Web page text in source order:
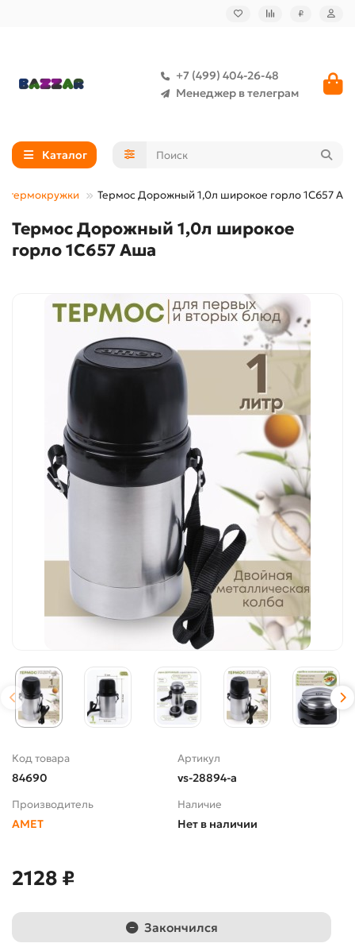
₽
+7 (499) 404-26-48
Менеджер в телеграм
Каталог
термокружки Термос Дорожный 1,0л широкое горло 1С657
Термос Дорожный 1,0л широкое
горло 1С657 Аша
Код товара
84690
Артикул
vs-28894-а
Производитель
АМЕТ
Наличие
Нет в наличии
2128 ₽
Закончился